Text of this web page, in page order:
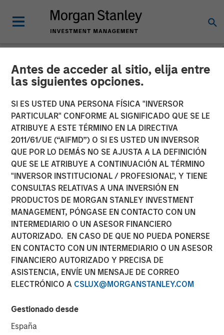
Antes de acceder al sitio, elija entre
las siguientes opciones.
SI ES USTED UNA PERSONA FÍSICA "INVERSOR
PARTICULAR" CONFORME AL SIGNIFICADO QUE SE LE
ATRIBUYE A ESTE TÉRMINO EN LA DIRECTIVA
2011/61/UE (“AIFMD”) O SI ES USTED UN INVERSOR
QUE POR LO DEMÁS NO SE AJUSTA A LA DEFINICIÓN
QUE SE LE ATRIBUYE A CONTINUACIÓN AL TÉRMINO
"INVERSOR INSTITUCIONAL / PROFESIONAL", Y TIENE
CONSULTAS RELATIVAS A UNA INVERSIÓN EN
PRODUCTOS DE MORGAN STANLEY INVESTMENT
MANAGEMENT, PÓNGASE EN CONTACTO CON UN
INTERMEDIARIO O UN ASESOR FINANCIERO
AUTORIZADO. EN CASO DE QUE NO PUEDA PONERSE
EN CONTACTO CON UN INTERMEDIARIO O UN ASESOR
FINANCIERO AUTORIZADO Y PRECISA DE
ASISTENCIA, ENVÍE UN MENSAJE DE CORREO
ELECTRÓNICO A CSLUX@MORGANSTANLEY.COM
Gestionado desde
España
NEWSROOM
PE-backed XRI buys
Fountain Quail Water
Treatment
XRI, a portfolio company of Morgan Stanley Energy
Partners, has acquired Fountain Quail Water Treatment, a
produced water treatment, recycle and reuse business.
The seller was Fountain Quail Energy Services LLC, which
is backed by CSL Capital Management. No financial terms
were disclosed.
24 ABRIL 2019
MIDLAND, TX — April 24, 2019